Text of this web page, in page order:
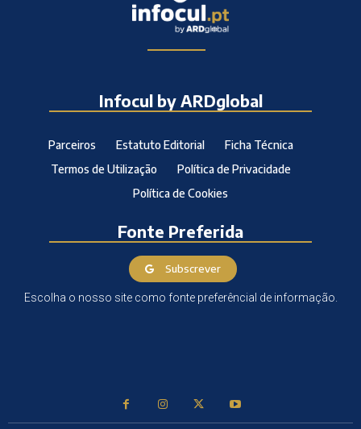
Infocul by ARDglobal
Parceiros Estatuto Editorial
Ficha Técnica
Termos de Utilização
Política de Privacidade
Política de Cookies
Fonte Preferida
Subscrever
Escolha o nosso site como fonte preferêncial de informação.